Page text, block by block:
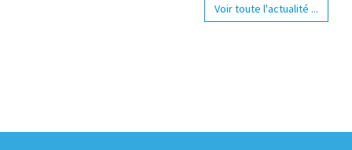
Voir toute l'actualité ...